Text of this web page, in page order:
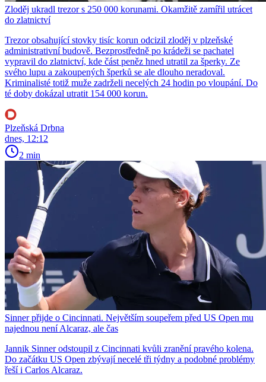
Zloděj ukradl trezor s 250 000 korunami. Okamžitě zamířil utrácet
do zlatnictví
Trezor obsahující stovky tisíc korun odcizil zloděj v plzeňské
administrativní budově. Bezprostředně po krádeži se pachatel
vypravil do zlatnictví, kde část peněz hned utratil za šperky. Ze
svého lupu a zakoupených šperků se ale dlouho neradoval.
Kriminalisté totiž muže zadrželi necelých 24 hodin po vloupání. Do
té doby dokázal utratit 154 000 korun.
Plzeňská Drbna
dnes, 12:12
2 min
Sinner přijde o Cincinnati. Největším soupeřem před US Open mu
najednou není Alcaraz, ale čas
Jannik Sinner odstoupil z Cincinnati kvůli zranění pravého kolena.
Do začátku US Open zbývají necelé tři týdny a podobné problémy
řeší i Carlos Alcaraz.